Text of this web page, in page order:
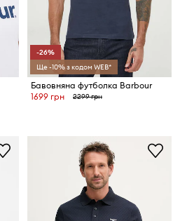
-26%
Ще -10% з кодом WEB*
Бавовняна футболка Barbour
1699 грн
2299 грн